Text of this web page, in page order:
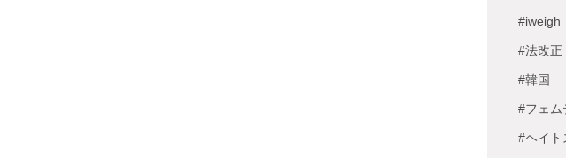
#iweigh
#法改正
#韓国
#フェム
#ヘイト